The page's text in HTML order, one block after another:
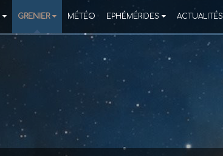
GRENIER MÉTÉO EPHÉMÉRIDES ACTUALITÉS